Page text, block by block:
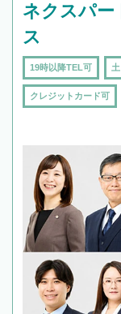
ネクスパ
ス
19時以降TEL可
クレジットカード可